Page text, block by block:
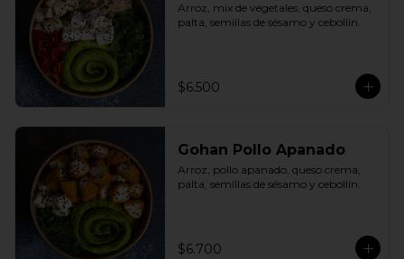
Arroz, mix de vegetales, queso crema,
palta, semillas de sésamo y cebollín.
$6.500
Gohan Pollo Apanado
Arroz, pollo apanado, queso crema,
palta, semillas de sésamo y cebollín.
$6.700